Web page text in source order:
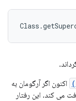
اکنون اگر آرگومان به
می کند. این رفتار